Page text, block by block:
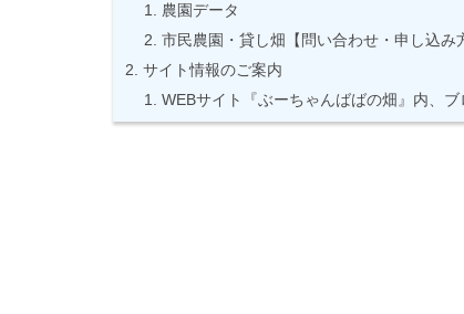
農園データ
市民農園・貸し畑【問い合わせ・申し込み
サイト情報のご案内
WEBサイト『ぶーちゃんばばの畑』内、